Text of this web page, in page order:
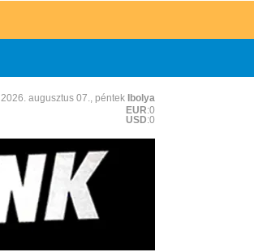
2026. augusztus 07., péntek Ibolya
EUR:0
USD:0